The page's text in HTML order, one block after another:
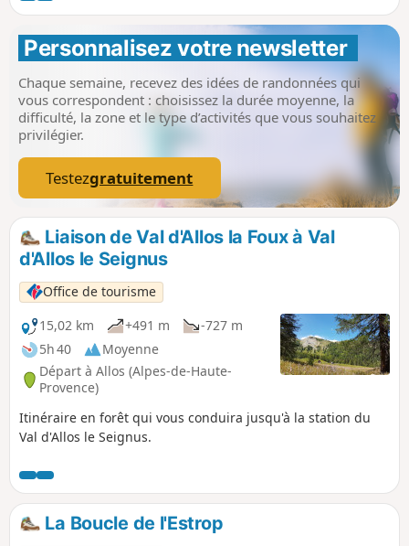
Personnalisez votre newsletter
Chaque semaine, recevez des idées de randonnées qui
vous correspondent : choisissez la durée moyenne, la
difficulté, la zone et le type d’activités que vous souhaitez
privilégier.
Testezgratuitement
Liaison de Val d'Allos la Foux à Val
d'Allos le Seignus
Office de tourisme
15,02 km
+491 m
-727 m
5h 40
Moyenne
Départ à Allos (Alpes-de-Haute-
Provence)
Itinéraire en forêt qui vous conduira jusqu'à la station du
Val d'Allos le Seignus.
La Boucle de l'Estrop